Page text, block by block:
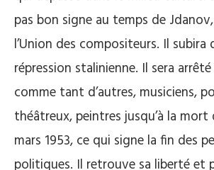
pas bon signe au temps de
l’Union des compositeurs. Il subira
répression stalinienne. Il sera
comme tant d’autres, musiciens,
théâtreux, peintres jusqu’à la mort
mars 1953, ce qui signe la fin des
politiques. Il retrouve sa liberté et